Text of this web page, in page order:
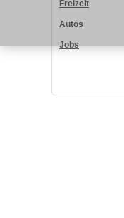
Freizeit
Autos
Jobs